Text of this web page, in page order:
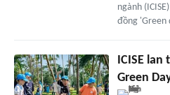
ngành
đồng 'Green
ICISE
Green